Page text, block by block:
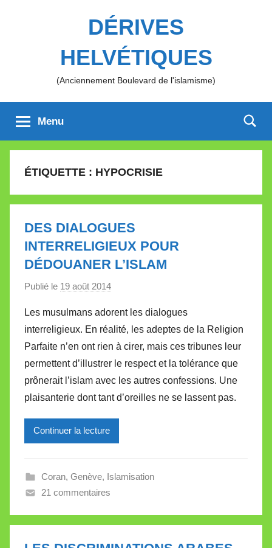
DÉRIVES
HELVÉTIQUES
(Anciennement Boulevard de l'islamisme)
Menu
ÉTIQUETTE : HYPOCRISIE
DES DIALOGUES
INTERRELIGIEUX POUR
DÉDOUANER L’ISLAM
Publié le 19 août 2014
r
M
i
r
e
i
e
a
e
Les musulmans adorent les dialogues
interreligieux. En réalité, les adeptes de la Religion
Parfaite n’en ont rien à cirer, mais ces tribunes leur
permettent d’illustrer le respect et la tolérance que
prônerait l’islam avec les autres confessions. Une
plaisanterie dont tant d’oreilles ne se lassent pas.
Continuer la lecture
Coran, Genève, Islamisation
21 commentaires